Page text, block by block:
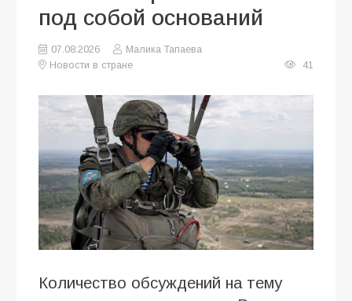
под собой оснований
07.08.2026
Малика Тапаева
Новости в стране
41
Количество обсуждений на тему